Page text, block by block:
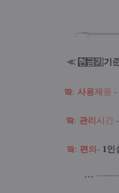
╭╼|═════
≪ 현 금가기
ఇ: 사용제 품 -
ఇ: 관리 시 간 -
ఇ: 편 의 - 1인
… -------